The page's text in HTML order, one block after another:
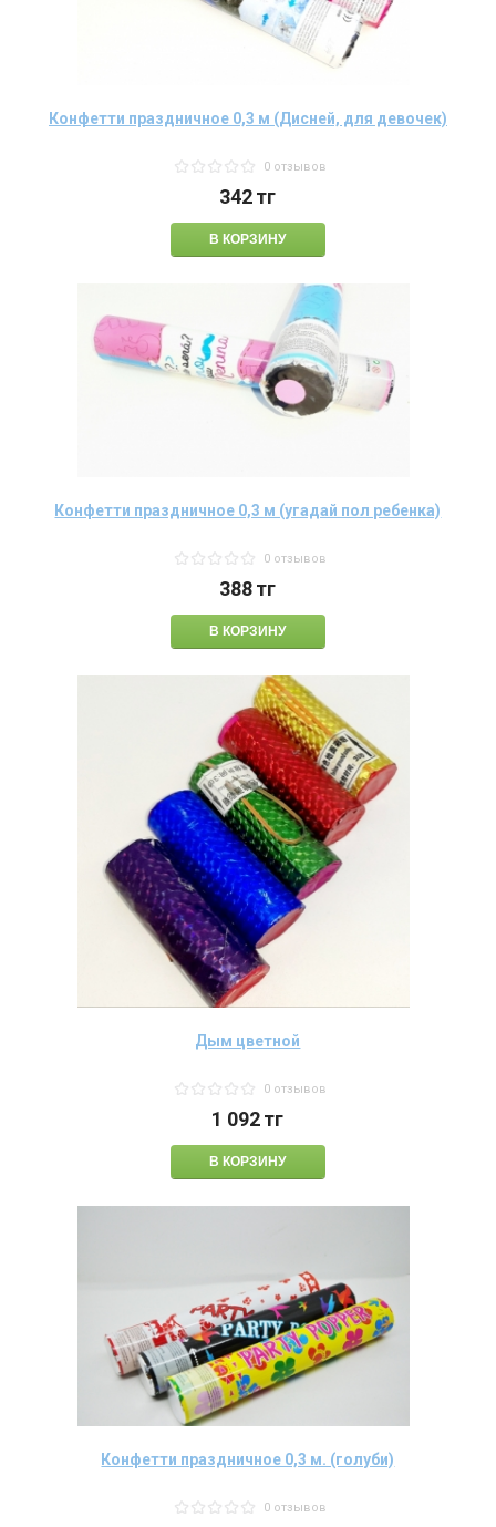
Конфетти праздничное 0,3 м (Дисней, для девочек)
0 отзывов
342тг
Конфетти праздничное 0,3 м (угадай пол ребенка)
0 отзывов
388тг
Дым цветной
0 отзывов
1 092тг
Конфетти праздничное 0,3 м. (голуби)
0 отзывов